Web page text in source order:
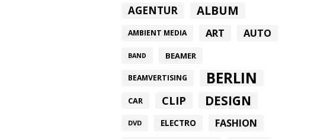
AGENTUR ALBUM
AMBIENT MEDIA ART AUTO
BAND BEAMER
BEAMVERTISING BERLIN
CAR CLIP DESIGN
DVD ELECTRO FASHION